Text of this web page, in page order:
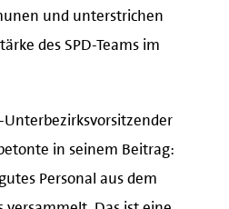
und unterstrichen
des SPD-Teams im
Unterbezirksvorsitzender
in seinem Beitrag:
Personal aus dem
versammelt. Das ist eine